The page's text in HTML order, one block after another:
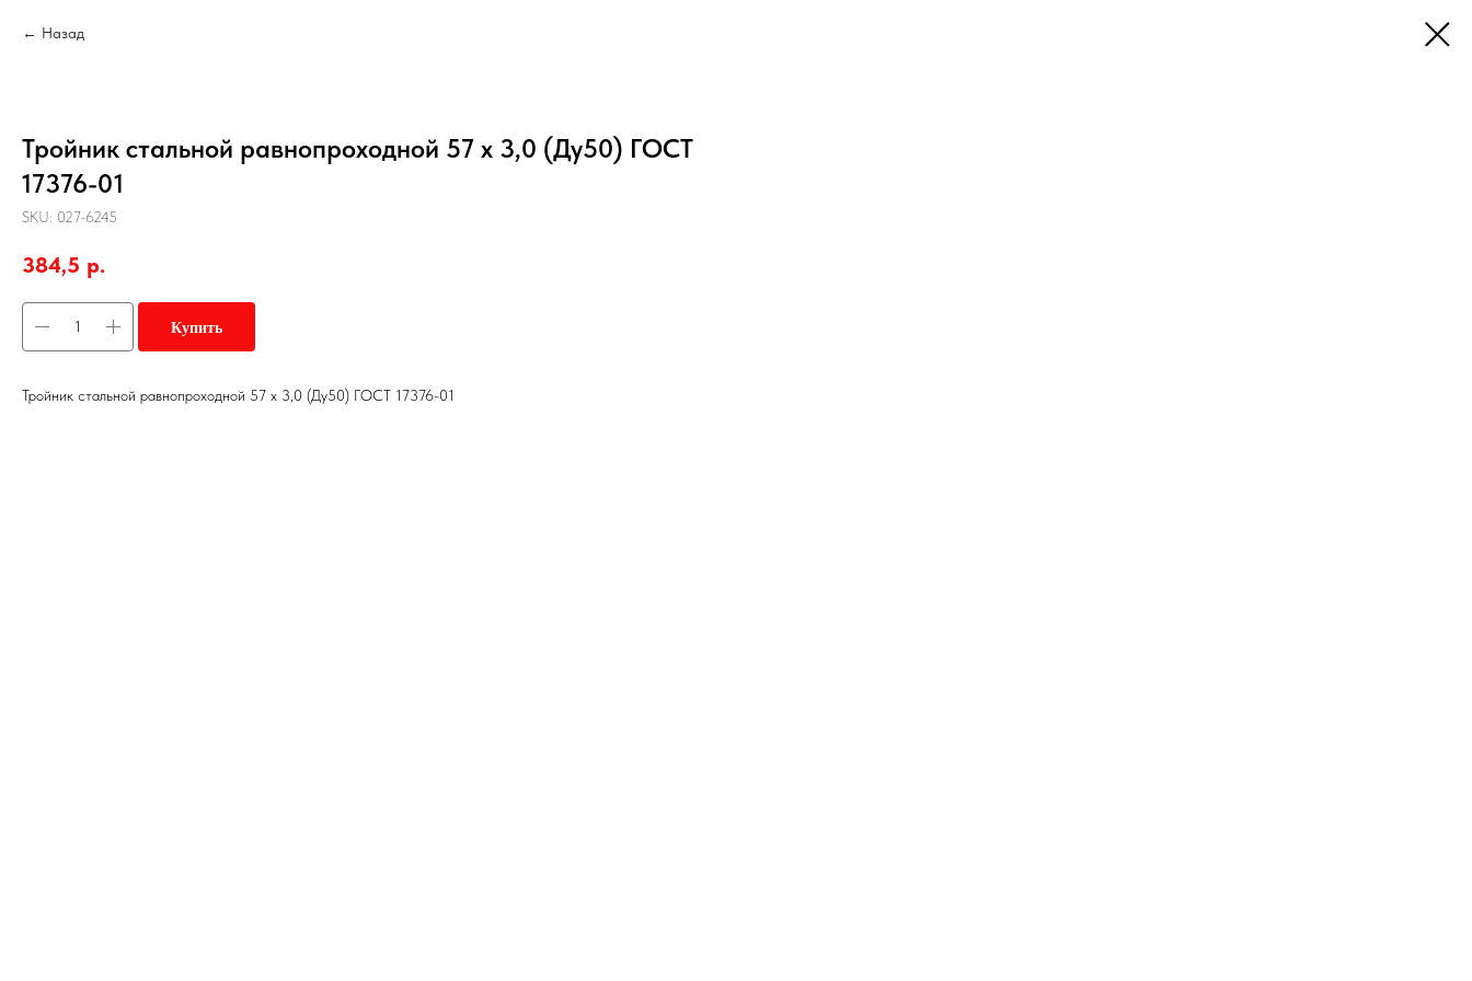
Назад
Тройник стальной равнопроходной 57 х 3,0 (Ду50) ГОСТ
17376-01
SKU: 027-6245
384,5 р.
Купить
Тройник стальной равнопроходной 57 х 3,0 (Ду50) ГОСТ 17376-01